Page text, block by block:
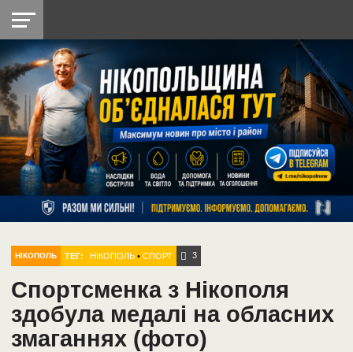
НІКОПОЛЬ
РАЙОН
СІЧЕСЛАВСЬКА
УКРАЇНА
РЕТРО
НІКОПОЛЬ
ЛАЙТ
УКРАЇНА
ДОПОМОГА
РАДІО
НІКОПОЛЬ ТЕГ: НІКОПОЛЬ •СПОРТ 3
Спортсменка з Нікополя
здобула медалі на обласних
змаганнях (фото)